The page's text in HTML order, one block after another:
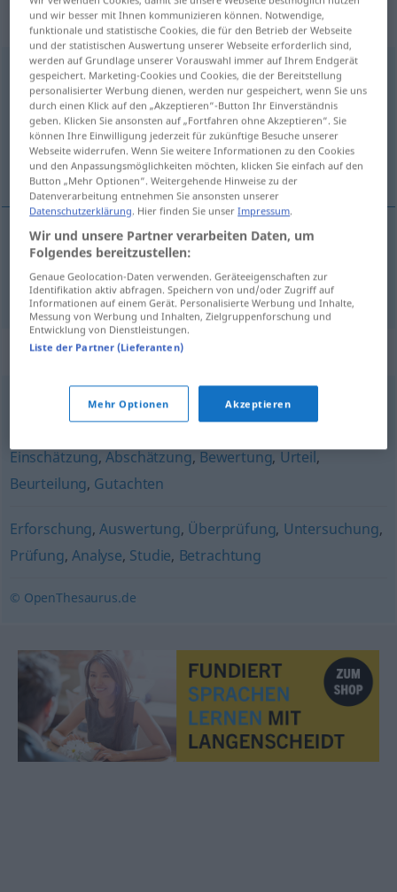
weiblich
Begutachtungf
Übersicht aller Übersetzungen
(Für mehr Details die Übersetzung anklicken/antippen)
beoordeling, expertise, consultancy
beoordeling,expertise, consultancy
Begutachtung
Synonyme für "Begutachtung"
,Durchsicht, Besichtigung,Sichtung
Einschätzung,Abschätzung, Bewertung, Urteil,
Beurteilung, Gutachten
Erforschung,Auswertung, Überprüfung, Untersuchung,
Prüfung,Analyse, Studie, Betrachtung
© OpenThesaurus.de
und wir besser mit Ihnen kommunizieren können. Notwendige,
funktionale und statistische Cookies, die für den Betrieb der Webseite
und der statistischen Auswertung unserer Webseite erforderlich sind,
werden auf Grundlage unserer Vorauswahl immer auf Ihrem Endgerät
gespeichert. Marketing-Cookies und Cookies, die der Bereitstellung
personalisierter Werbung dienen, werden nur gespeichert, wenn Sie uns
durch einen Klick auf den „Akzeptieren“-Button Ihr Einverständnis
geben. Klicken Sie ansonsten auf „Fortfahren ohne Akzeptieren“. Sie
können Ihre Einwilligung jederzeit für zukünftige Besuche unserer
Webseite widerrufen. Wenn Sie weitere Informationen zu den Cookies
und den Anpassungsmöglichkeiten möchten, klicken Sie einfach auf den
Button „Mehr Optionen“. Weitergehende Hinweise zu der
Datenverarbeitung entnehmen Sie ansonsten unserer
Datenschutzerklärung. Hier finden Sie unserImpressum.
Wir und unsere Partner verarbeiten Daten, um
Folgendes bereitzustellen:
Genaue Geolocation-Daten verwenden. Geräteeigenschaften zur
Identifikation aktiv abfragen. Speichern von und/oder Zugriff auf
Informationen auf einem Gerät. Personalisierte Werbung und Inhalte,
Messung von Werbung und Inhalten, Zielgruppenforschung und
Entwicklung von Dienstleistungen.
Liste der Partner (Lieferanten)
Mehr Optionen Akzeptieren